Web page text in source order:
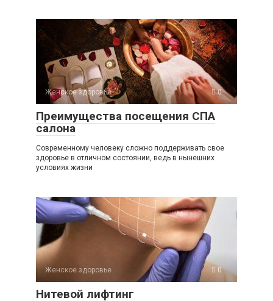
Женское здоровье 0
Преимущества посещения СПА
салона
Современному человеку сложно поддерживать свое
здоровье в отличном состоянии, ведь в нынешних
условиях жизни
Женское здоровье 0
Нитевой лифтинг